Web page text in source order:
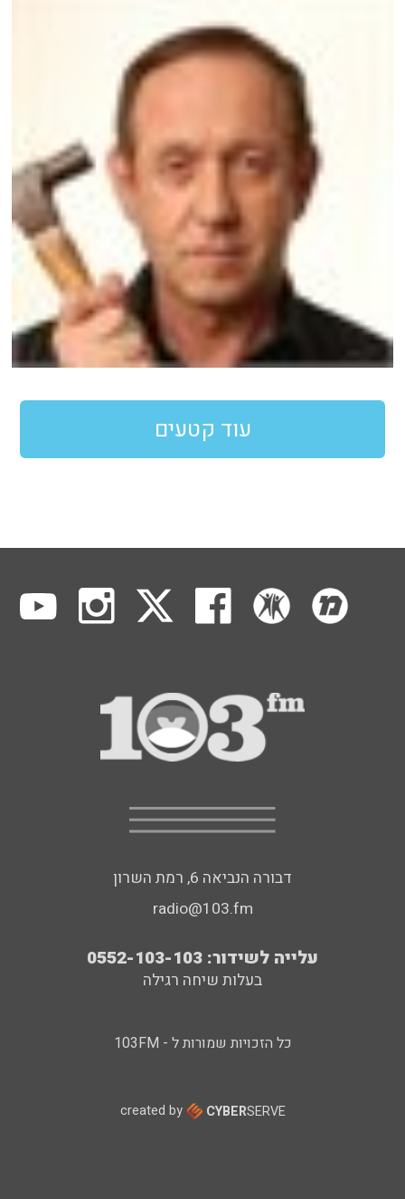
עוד קטעים
דבורה הנביאה 6, רמת השרון
radio@103.fm
עלייה לשידור: 0552-103-103
בעלות שיחה רגילה
כל הזכויות שמורות ל - 103FM
created by CYBERSERVE